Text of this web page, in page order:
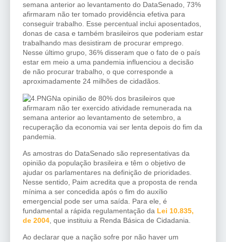
semana anterior ao levantamento do DataSenado, 73%
afirmaram não ter tomado providência efetiva para
conseguir trabalho. Esse percentual inclui aposentados,
donas de casa e também brasileiros que poderiam estar
trabalhando mas desistiram de procurar emprego.
Nesse último grupo, 36% disseram que o fato de o país
estar em meio a uma pandemia influenciou a decisão
de não procurar trabalho, o que corresponde a
aproximadamente 24 milhões de cidadãos.
Na opinião de 80% dos brasileiros que
afirmaram não ter exercido atividade remunerada na
semana anterior ao levantamento de setembro, a
recuperação da economia vai ser lenta depois do fim da
pandemia.
As amostras do DataSenado são representativas da
opinião da população brasileira e têm o objetivo de
ajudar os parlamentares na definição de prioridades.
Nesse sentido, Paim acredita que a proposta de renda
mínima a ser concedida após o fim do auxílio
emergencial pode ser uma saída. Para ele, é
fundamental a rápida regulamentação da Lei 10.835,
de 2004 , que instituiu a Renda Básica de Cidadania.
Ao declarar que a nação sofre por não haver um